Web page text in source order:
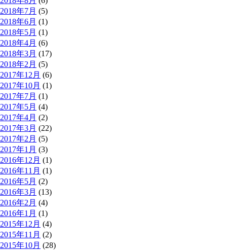
2018年7月 (5)
2018年6月 (1)
2018年5月 (1)
2018年4月 (6)
2018年3月 (17)
2018年2月 (5)
2017年12月 (6)
2017年10月 (1)
2017年7月 (1)
2017年5月 (4)
2017年4月 (2)
2017年3月 (22)
2017年2月 (5)
2017年1月 (3)
2016年12月 (1)
2016年11月 (1)
2016年5月 (2)
2016年3月 (13)
2016年2月 (4)
2016年1月 (1)
2015年12月 (4)
2015年11月 (2)
2015年10月 (28)